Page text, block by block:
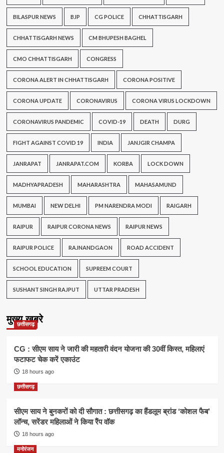
BILASPUR NEWS BJP CG POLICE CHHATTISGARH
CHHATTISGARH NEWS CM BHUPESH BAGHEL
CMO CHHATTISGARH CONGRESS
CORONA ALERT IN CHHATTISGARH CORONA POSITIVE
CORONA UPDATE CORONAVIRUS CORONA VIRUS LOCKDOWN
CORONAVIRUS PANDEMIC COVID-19 DEATH DURG
FIGHT AGAINST COVID 19 INDIA JANJGIR CHAMPA
JANRAPAT JANRAPAT.COM KORBA LOCK DOWN
MADHYAPRADESH MAHARASHTRA MAHASAMUND
MUMBAI NEW DELHI PM NARENDRA MODI RAIGARH
RAIPUR RAIPUR CORONA NEWS RAIPUR NEWS
RAIPUR POLICE RAJNANDGAON ROAD ACCIDENT
SCHOOL EDUCATION SUPREEM COURT
SUSHANT SINGH RAJPUT UTTAR PRADESH
मुख्य खबरे
छत्तीसगढ़
CG : सीएम साय ने जारी की महतारी वंदन योजना की 30वीं किस्त, महिलाएं
फटाफट चेक करें एकाउंट
18 hours ago
छत्तीसगढ़
सीएम साय ने बुनकरों को दी सौगात : छत्तीसगढ़ का हैंडलूम ब्रांड ‘कोशल फैब’
लॉन्च, सरेंडर महिलाओं ने किया रैंप वॉक
18 hours ago
मनोरंजन